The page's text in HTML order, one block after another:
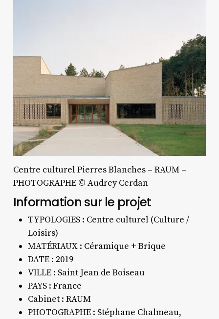
Centre culturel Pierres Blanches – RAUM –
PHOTOGRAPHE © Audrey Cerdan
Information sur le projet
TYPOLOGIES : Centre culturel (Culture /
Loisirs)
MATÉRIAUX : Céramique + Brique
DATE : 2019
VILLE : Saint Jean de Boiseau
PAYS : France
Cabinet : RAUM
PHOTOGRAPHE : Stéphane Chalmeau,